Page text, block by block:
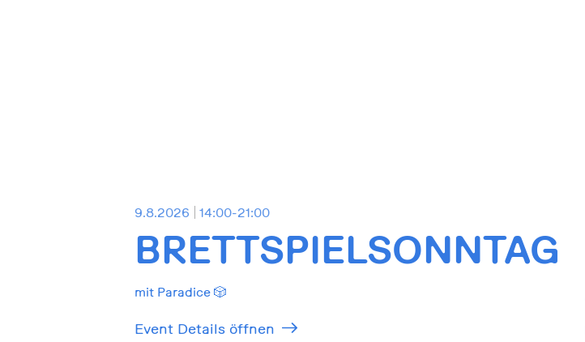
9.8.2026 14:00-21:00
BRETTSPIELSONNTAG
mit Paradice 🎲
Event Details öffnen